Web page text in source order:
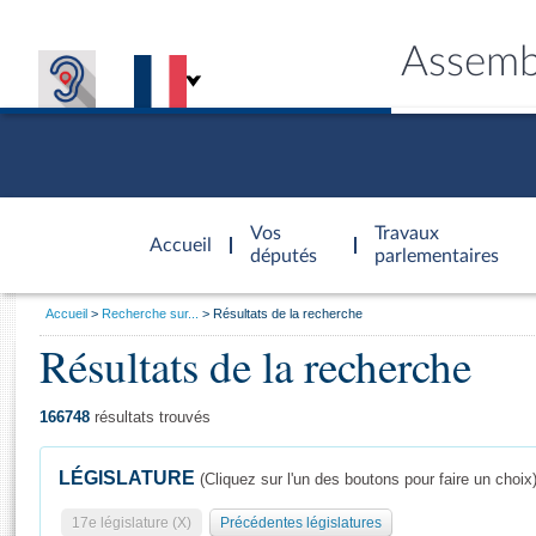
Accueil
d'accueil
Vos
députés
Travaux
parlementaires
Général
Vous
Accueil Recherche sur... Résultats de la recherche
Résultats de la recherche
166748 résultats trouvés
LÉGISLATURE (Cliquez sur l'un des boutons pour faire un choix)
17e législature (X) Précédentes législatures